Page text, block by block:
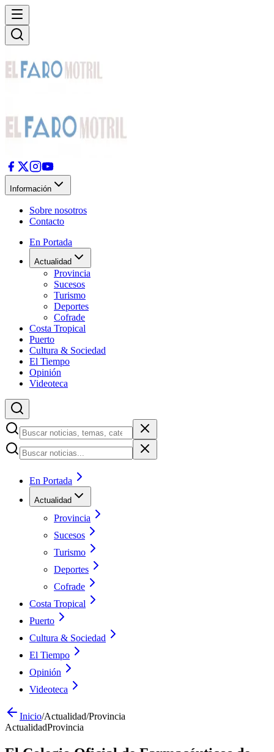
Información
Sobre nosotros
Contacto
En Portada
Actualidad
Provincia
Sucesos
Turismo
Deportes
Cofrade
Costa Tropical
Puerto
Cultura & Sociedad
El Tiempo
Opinión
Videoteca
En Portada
Actualidad
Provincia
Sucesos
Turismo
Deportes
Cofrade
Costa Tropical
Puerto
Cultura & Sociedad
El Tiempo
Opinión
Videoteca
Inicio/Actualidad/Provincia
ActualidadProvincia